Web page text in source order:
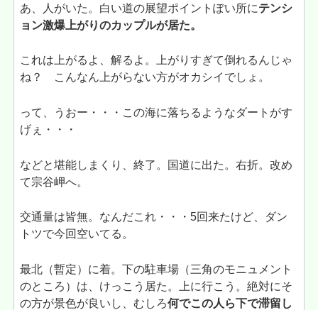
あ、人がいた。白い道の展望ポイントぽい所にテンシ
ョン激爆上がりのカップルが居た。
これは上がるよ、解るよ。上がりすぎて倒れるんじゃ
ね？ こんなん上がらない方がオカシイでしょ。
って、うおー・・・この海に落ちるようなダートがす
げぇ・・・
などと堪能しまくり、終了。国道に出た。右折。改め
て宗谷岬へ。
交通量は皆無。なんだこれ・・・5回来たけど、ダン
トツで今回空いてる。
最北（暫定）に着。下の駐車場（三角のモニュメント
のところ）は、けっこう居た。上に行こう。絶対にそ
の方が景色が良いし、むしろ何でこの人ら下で滞留し